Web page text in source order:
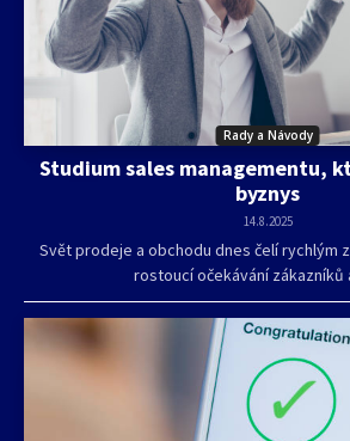
Rady a Návody
Studium sales managementu,
byznys
14.8.2025
Svět prodeje a obchodu dnes čelí rychlým
rostoucí očekávání zákazníků